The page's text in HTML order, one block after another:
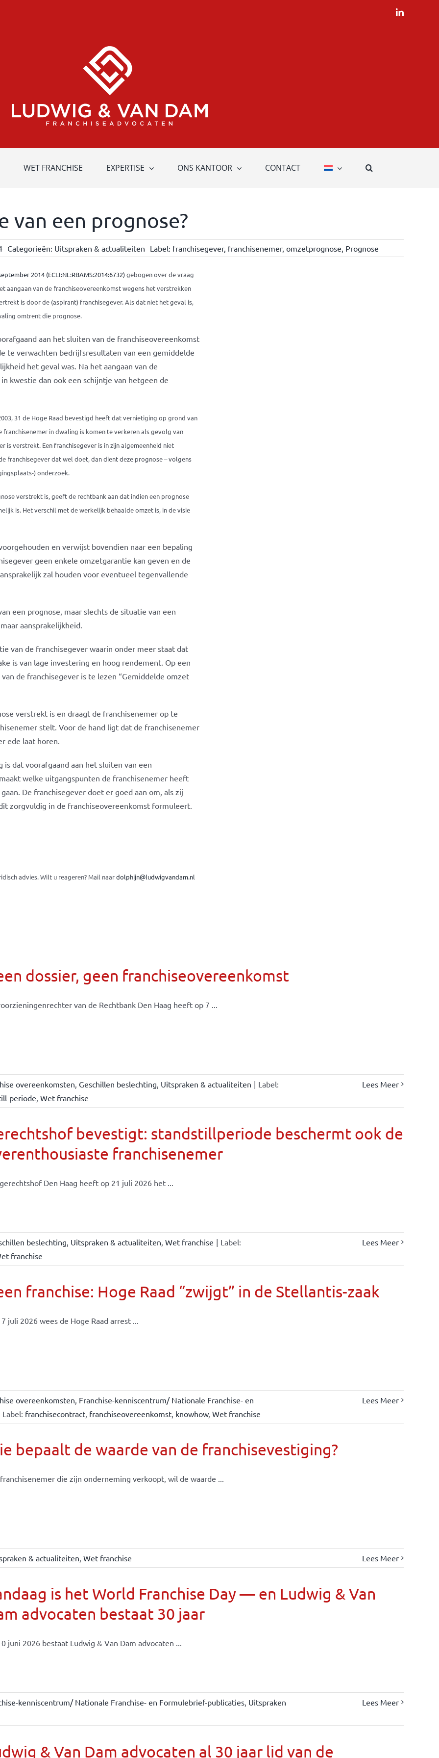
LinkedIn
WET FRANCHISE EXPERTISE ONS KANTOOR CONTACT
van een prognose?
Categorieën: Uitspraken & actualiteiten Label: franchisegever, franchisenemer, omzetprognose, Prognose
2014 (ECLI:NL:RBAMS:2014:6732)gebogen over de vraag
aangaan van de franchiseovereenkomst wegens het verstrekken
is door de (aspirant) franchisegever. Als dat niet het geval is,
omtrent die prognose.
aan het sluiten van de franchiseovereenkomst
te verwachten bedrijfsresultaten van een gemiddelde
het geval was. Na het aangaan van de
kwestie dan ook een schijntje van hetgeen de
31 de Hoge Raad bevestigd heeft dat vernietiging op grond van
in dwaling is komen te verkeren als gevolg van
verstrekt. Een franchisegever is in zijn algemeenheid niet
franchisegever dat wel doet, dan dient deze prognose – volgens
) onderzoek.
verstrekt is, geeft de rechtbank aan dat indien een prognose
is. Het verschil met de werkelijk behaalde omzet is, in de visie
en verwijst bovendien naar een bepaling
geen enkele omzetgarantie kan geven en de
zal houden voor eventueel tegenvallende
een prognose, maar slechts de situatie van een
aansprakelijkheid.
van de franchisegever waarin onder meer staat dat
is van lage investering en hoog rendement. Op een
de franchisegever is te lezen “Gemiddelde omzet
verstrekt is en draagt de franchisenemer op te
stelt. Voor de hand ligt dat de franchisenemer
ede laat horen.
dat voorafgaand aan het sluiten van een
welke uitgangspunten de franchisenemer heeft
De franchisegever doet er goed aan om, als zij
zorgvuldig in de franchiseovereenkomst formuleert.
advies. Wilt u reageren? Mail naardolphijn@ludwigvandam.nl
dossier, geen franchiseovereenkomst
van de Rechtbank Den Haag heeft op 7 ...
overeenkomsten, Geschillen beslechting, Uitspraken & actualiteiten | Label:
periode, Wet franchise
Lees Meer
bevestigt: standstillperiode beschermt ook de
franchisenemer
Den Haag heeft op 21 juli 2026 het ...
beslechting, Uitspraken & actualiteiten, Wet franchise | Label:
franchise
Lees Meer
franchise: Hoge Raad “zwijgt” in de Stellantis-zaak
juli 2026 wees de Hoge Raad arrest ...
overeenkomsten, Franchise-kenniscentrum/ Nationale Franchise- en
Label: franchisecontract, franchiseovereenkomst, knowhow, Wet franchise
Lees Meer
bepaalt de waarde van de franchisevestiging?
die zijn onderneming verkoopt, wil de waarde ...
& actualiteiten, Wet franchise Lees Meer
is het World Franchise Day — en Ludwig & Van
advocaten bestaat 30 jaar
juni 2026 bestaat Ludwig & Van Dam advocaten ...
kenniscentrum/ Nationale Franchise- en Formulebrief-publicaties, Uitspraken
Lees Meer
& Van Dam advocaten al 30 jaar lid van de